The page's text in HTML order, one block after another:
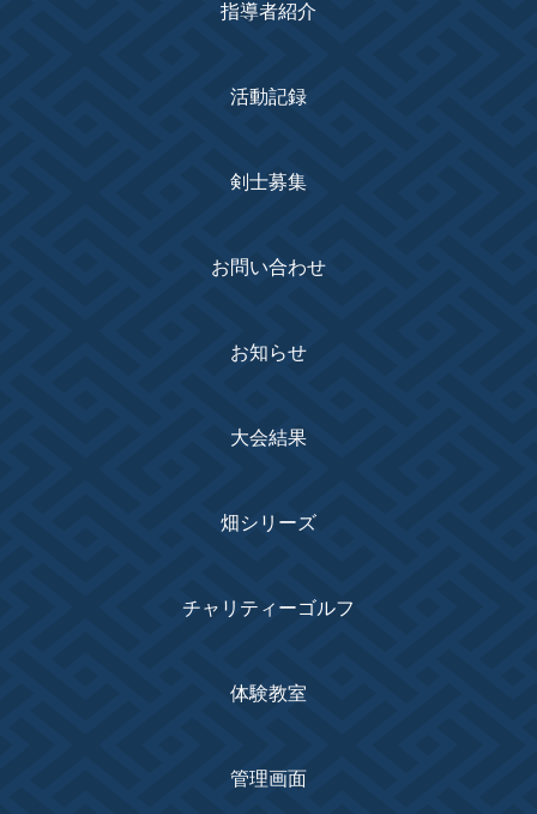
指導者紹介
活動記録
剣士募集
お問い合わせ
お知らせ
大会結果
畑シリーズ
チャリティーゴルフ
体験教室
管理画面